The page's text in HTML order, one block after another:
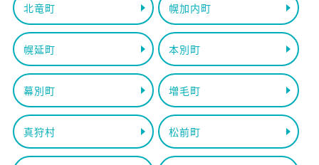
北竜町 幌加内町
幌延町 本別町
幕別町 増毛町
真狩村 松前町